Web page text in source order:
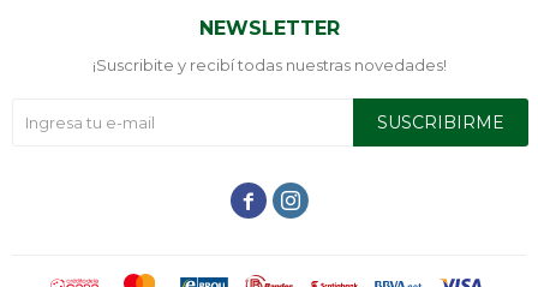
NEWSLETTER
¡Suscribite y recibí todas nuestras novedades!
SUSCRIBIRME
 